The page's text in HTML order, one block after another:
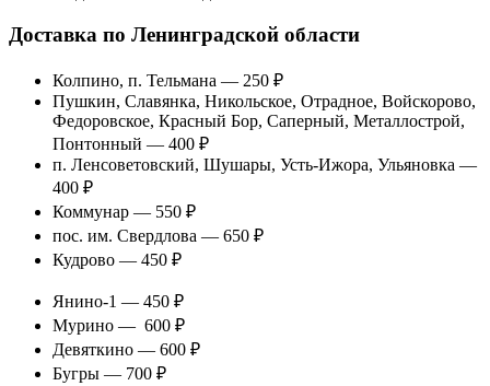
Доставка по Ленинградской области
Колпино, п. Тельмана — 250 ₽
Пушкин, Славянка, Никольское, Отрадное, Войскорово,
Федоровское, Красный Бор, Саперный, Металлострой,
Понтонный — 400 ₽
п. Ленсоветовский, Шушары, Усть-Ижора, Ульяновка —
400 ₽
Коммунар — 550 ₽
пос. им. Свердлова — 650 ₽
Кудрово — 450 ₽
Янино-1 — 450 ₽
Мурино — 600 ₽
Девяткино — 600 ₽
Бугры — 700 ₽